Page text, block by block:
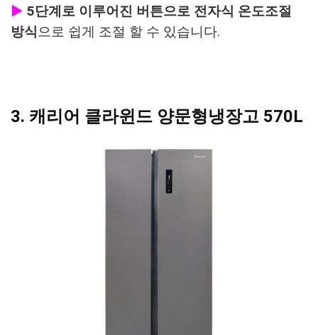
▶ 5단계로 이루어진 버튼으로 전자식 온도조절
방식으로 쉽게 조절 할 수 있습니다.
3. 캐리어 클라윈드 양문형냉장고 570L